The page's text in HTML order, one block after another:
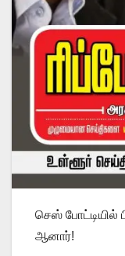
செஸ் போட்டியில்
ஆனார்!